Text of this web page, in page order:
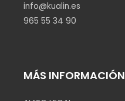
info@kualin.es
965 55 34 90
MÁS INFORMACIÓN